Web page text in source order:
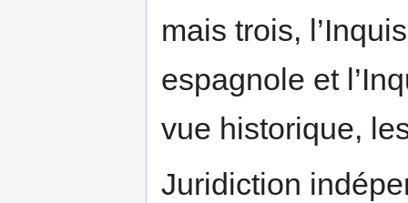
mais trois,
espagnole et
vue historique,
Juridiction